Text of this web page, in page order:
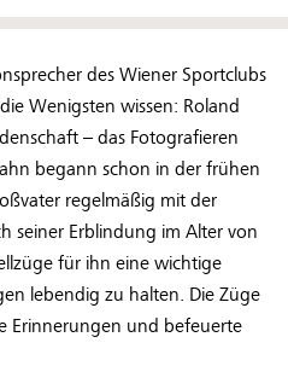
des Wiener Sportclubs
Wenigsten wissen: Roland
– das Fotografieren
begann schon in der frühen
regelmäßig mit der
seiner Erblindung im Alter von
für ihn eine wichtige
lebendig zu halten. Die Züge
Erinnerungen und befeuerte